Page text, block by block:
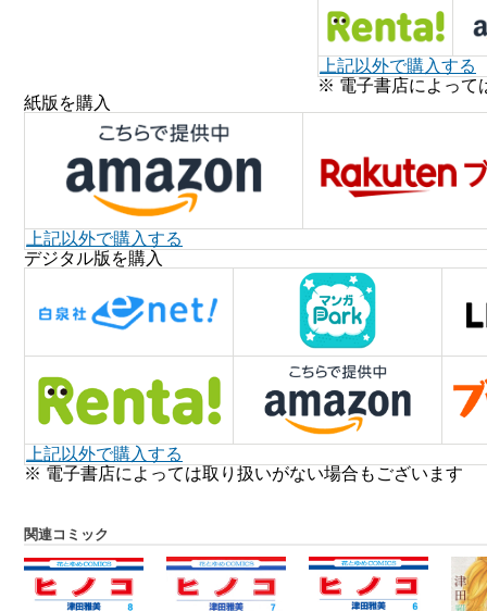
上記以外で購入する
※ 電子書店によって
紙版を購入
上記以外で購入する
デジタル版を購入
上記以外で購入する
※ 電子書店によっては取り扱いがない場合もございます
関連コミック